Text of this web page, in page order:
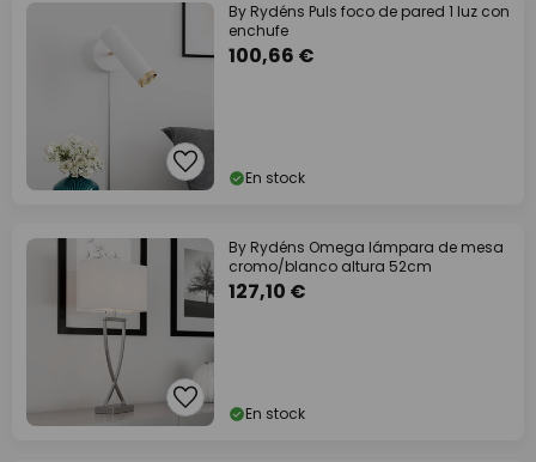
By Rydéns Puls foco de pared 1 luz con
enchufe
100,66 €
En stock
By Rydéns Omega lámpara de mesa
cromo/blanco altura 52cm
127,10 €
En stock